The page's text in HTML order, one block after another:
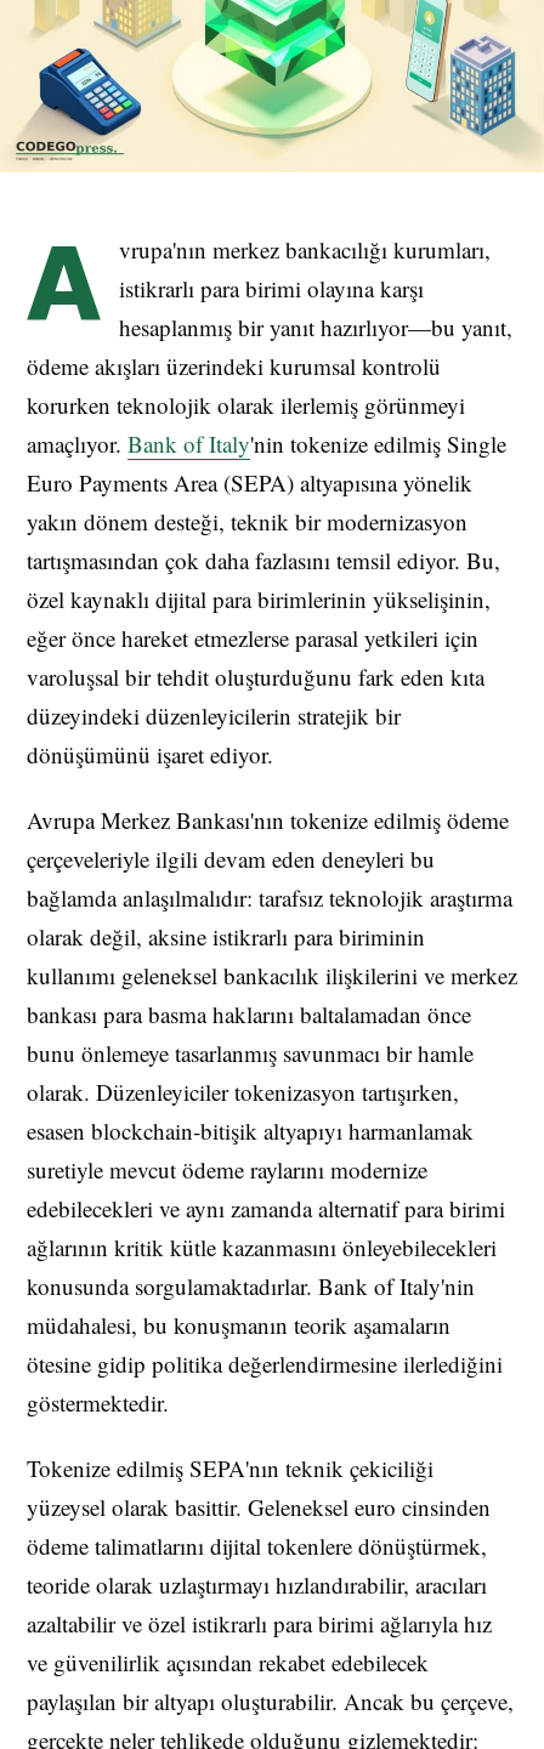
A vrupa'nın merkez bankacılığı kurumları,
istikrarlı para birimi olayına karşı
hesaplanmış bir yanıt hazırlıyor—bu yanıt,
ödeme akışları üzerindeki kurumsal kontrolü
korurken teknolojik olarak ilerlemiş görünmeyi
amaçlıyor. Bank of Italy'nin tokenize edilmiş Single
Euro Payments Area (SEPA) altyapısına yönelik
yakın dönem desteği, teknik bir modernizasyon
tartışmasından çok daha fazlasını temsil ediyor. Bu,
özel kaynaklı dijital para birimlerinin yükselişinin,
eğer önce hareket etmezlerse parasal yetkileri için
varoluşsal bir tehdit oluşturduğunu fark eden kıta
düzeyindeki düzenleyicilerin stratejik bir
dönüşümünü işaret ediyor.
Avrupa Merkez Bankası'nın tokenize edilmiş ödeme
çerçeveleriyle ilgili devam eden deneyleri bu
bağlamda anlaşılmalıdır: tarafsız teknolojik araştırma
olarak değil, aksine istikrarlı para biriminin
kullanımı geleneksel bankacılık ilişkilerini ve merkez
bankası para basma haklarını baltalamadan önce
bunu önlemeye tasarlanmış savunmacı bir hamle
olarak. Düzenleyiciler tokenizasyon tartışırken,
esasen blockchain-bitişik altyapıyı harmanlamak
suretiyle mevcut ödeme raylarını modernize
edebilecekleri ve aynı zamanda alternatif para birimi
ağlarının kritik kütle kazanmasını önleyebilecekleri
konusunda sorgulamaktadırlar. Bank of Italy'nin
müdahalesi, bu konuşmanın teorik aşamaların
ötesine gidip politika değerlendirmesine ilerlediğini
göstermektedir.
Tokenize edilmiş SEPA'nın teknik çekiciliği
yüzeysel olarak basittir. Geleneksel euro cinsinden
ödeme talimatlarını dijital tokenlere dönüştürmek,
teoride olarak uzlaştırmayı hızlandırabilir, aracıları
azaltabilir ve özel istikrarlı para birimi ağlarıyla hız
ve güvenilirlik açısından rekabet edebilecek
paylaşılan bir altyapı oluşturabilir. Ancak bu çerçeve,
gerçekte neler tehlikede olduğunu gizlemektedir: